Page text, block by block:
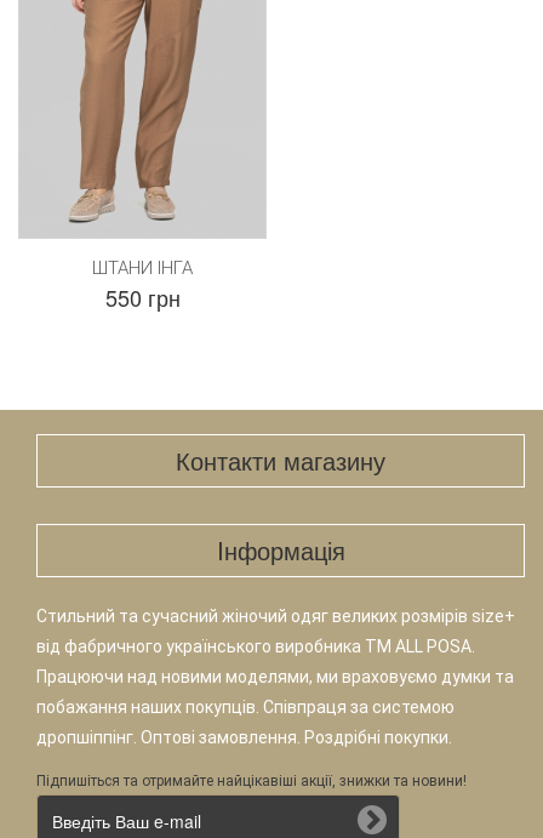
ШТАНИ ІНГА
550 грн
Контакти магазину
Iнформація
Стильний та сучасний жіночий одяг великих розмірів size+
від фабричного українського виробника TM ALL POSA.
Працюючи над новими моделями, ми враховуємо думки та
побажання наших покупців. Співпраця за системою
дропшіппінг. Оптові замовлення. Роздрібні покупки.
Підпишіться та отримайте найцікавіші акції, знижки та новини!